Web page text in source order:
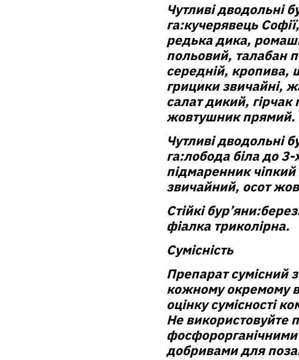
Чутливі дводольні
га:кучерявець
редька дика,
польовий, талабан
середній, кропива,
грицики звичайні,
салат дикий,
жовтушник прямий.
Чутливі дводольні
га:лобода біла до 3-
підмаренник
звичайний, осот
Стійкі бур’яни:
фіалка триколірна.
Сумісність
Препарат сумісний
кожному окремому
оцінку сумісності
Не використовуйте
добривами для